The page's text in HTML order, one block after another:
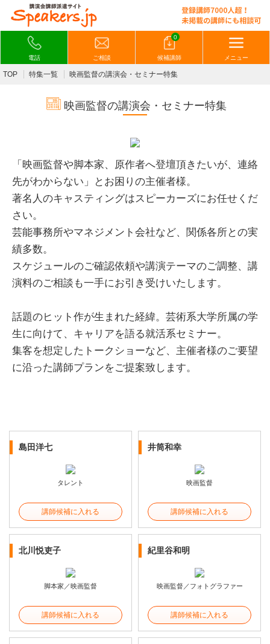
電話 ご相談
0
候補講師 メニュー
TOP 特集一覧 映画監督の講演会・セミナー特集
映画監督の講演会・セミナー特集
「映画監督や脚本家、原作者へ登壇頂きたいが、連絡
先がわからない」とお困りの主催者様。
著名人のキャスティングはスピーカーズにお任せくだ
さい。
芸能事務所やマネジメント会社など、関係各所との実
績多数。
スケジュールのご確認依頼や講演テーマのご調整、講
演料のご相談も一手にお引き受けいたします。
話題のヒット作が生まれた経緯。芸術系大学所属の学
生に向けて、キャリアを語る就活系セミナー。
集客を想定したトークショーなど、主催者様のご要望
に沿った講師プランをご提案致します。
島田洋七
タレント
講師候補に入れる
井筒和幸
映画監督
講師候補に入れる
北川悦吏子
脚本家／映画監督
講師候補に入れる
紀里谷和明
映画監督／フォトグラファー
講師候補に入れる